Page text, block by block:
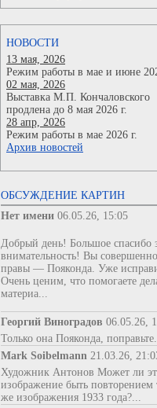
НОВОСТИ
13 мая, 2026
Режим работы в мае и июне
02 мая, 2026
Выставка М.П. Кончаловского
продлена до 8 мая 2026 г.
28 апр, 2026
Режим работы в мае 2026 г.
Архив новостей
ОБСУЖДЕНИЕ КАРТИН
Нет имени 06.05.26, 15:05
Добрый день! Большое спасибо
внимательность! Вы совершенно
правы — Пояконда. Уже
Очень ценим, что помогаете
материа...
Георгий Виноградов 06.05.26,
Только она Пояконда, поправьте.
Mark Soibelmann 21.03.26,
Художник Антонов Может ли
изображение быть повторением
же изображения 1933 года?...